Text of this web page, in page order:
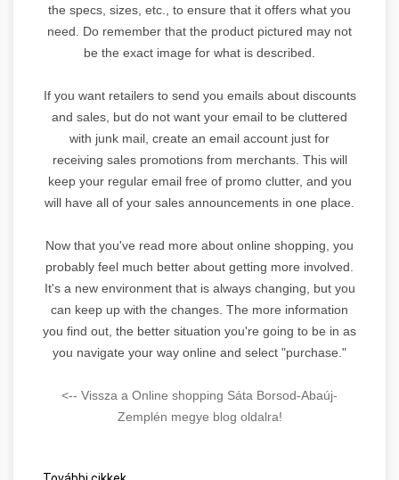
the specs, sizes, etc., to ensure that it offers what you
need. Do remember that the product pictured may not
be the exact image for what is described.
If you want retailers to send you emails about discounts
and sales, but do not want your email to be cluttered
with junk mail, create an email account just for
receiving sales promotions from merchants. This will
keep your regular email free of promo clutter, and you
will have all of your sales announcements in one place.
Now that you've read more about online shopping, you
probably feel much better about getting more involved.
It's a new environment that is always changing, but you
can keep up with the changes. The more information
you find out, the better situation you're going to be in as
you navigate your way online and select "purchase."
<-- Vissza a Online shopping Sáta Borsod-Abaúj-
Zemplén megye blog oldalra!